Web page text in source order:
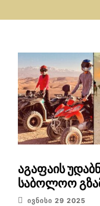
აგაფაის
საბოლოო
ᲘᲕᲜᲘᲡᲘ 29 2025